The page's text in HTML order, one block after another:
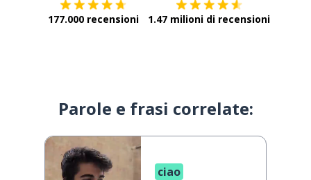
177.000 recensioni 1.47 milioni di recensioni
Parole e frasi correlate:
ciao